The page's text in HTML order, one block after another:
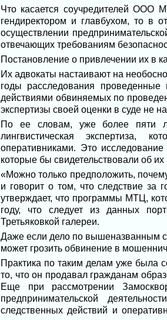
Что касается соучредителей ООО
гендиректором и главбухом, то в
осуществлении
отвечающих требованиям
Постановление о привлечении их в
Их адвокаты настаивают на
годы расследования проведенные
действиями обвиняемых по
экспертизы своей оценки в суде не
По ее словам, уже более пяти
лингвистическая экспертиза,
оперативниками. Это
которые бы свидетельствовали об
«Можно только предположить,
и говорит о том, что следствие за
утверждает, что программы МТЦ,
году, что следует из данных
Третьяковкой галереи.
Даже если дело по вышеназванным
может грозить обвинение в
Практика по таким делам уже была
то, что он продавал гражданам
Еще при рассмотрении
предпринимательской
следственных действий и